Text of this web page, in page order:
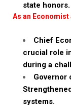
state honors.
As an
Chief
crucial role
during a
Governor
systems.